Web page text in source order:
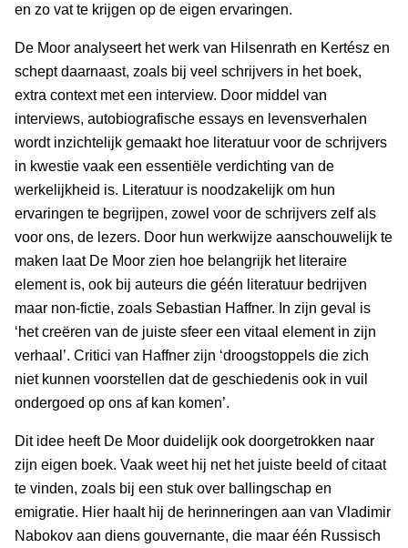
en zo vat te krijgen op de eigen ervaringen.
De Moor analyseert het werk van Hilsenrath en Kertész en
schept daarnaast, zoals bij veel schrijvers in het boek,
extra context met een interview. Door middel van
interviews, autobiografische essays en levensverhalen
wordt inzichtelijk gemaakt hoe literatuur voor de schrijvers
in kwestie vaak een essentiële verdichting van de
werkelijkheid is. Literatuur is noodzakelijk om hun
ervaringen te begrijpen, zowel voor de schrijvers zelf als
voor ons, de lezers. Door hun werkwijze aanschouwelijk te
maken laat De Moor zien hoe belangrijk het literaire
element is, ook bij auteurs die géén literatuur bedrijven
maar non-fictie, zoals Sebastian Haffner. In zijn geval is
‘het creëren van de juiste sfeer een vitaal element in zijn
verhaal’. Critici van Haffner zijn ‘droogstoppels die zich
niet kunnen voorstellen dat de geschiedenis ook in vuil
ondergoed op ons af kan komen’.
Dit idee heeft De Moor duidelijk ook doorgetrokken naar
zijn eigen boek. Vaak weet hij net het juiste beeld of citaat
te vinden, zoals bij een stuk over ballingschap en
emigratie. Hier haalt hij de herinneringen aan van Vladimir
Nabokov aan diens gouvernante, die maar één Russisch